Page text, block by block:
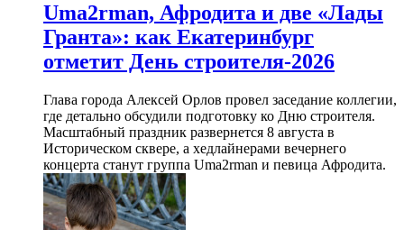
Uma2rman, Афродита и две «Лады
Гранта»: как Екатеринбург
отметит День строителя-2026
Глава города Алексей Орлов провел заседание коллегии,
где детально обсудили подготовку ко Дню строителя.
Масштабный праздник развернется 8 августа в
Историческом сквере, а хедлайнерами вечернего
концерта станут группа Uma2rman и певица Афродита.